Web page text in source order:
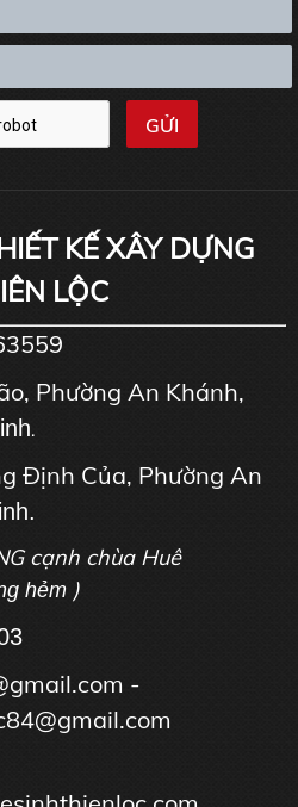
KẾ XÂY DỰNG
LỘC
Phường An Khánh,
.
Định Của, Phường An
cạnh chùa Huê
hẻm )
-